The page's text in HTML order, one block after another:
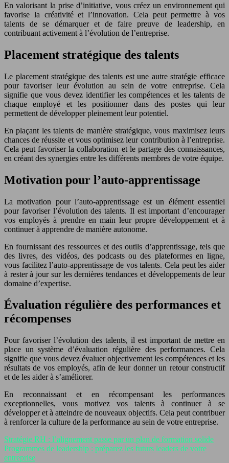
En valorisant la prise d’initiative, vous créez un environnement qui
favorise la créativité et l’innovation. Cela peut permettre à vos
talents de se démarquer et de faire preuve de leadership, en
contribuant activement à l’évolution de l’entreprise.
Placement stratégique des talents
Le placement stratégique des talents est une autre stratégie efficace
pour favoriser leur évolution au sein de votre entreprise. Cela
signifie que vous devez identifier les compétences et les talents de
chaque employé et les positionner dans des postes qui leur
permettent de développer pleinement leur potentiel.
En plaçant les talents de manière stratégique, vous maximisez leurs
chances de réussite et vous optimisez leur contribution à l’entreprise.
Cela peut favoriser la collaboration et le partage des connaissances,
en créant des synergies entre les différents membres de votre équipe.
Motivation pour l’auto-apprentissage
La motivation pour l’auto-apprentissage est un élément essentiel
pour favoriser l’évolution des talents. Il est important d’encourager
vos employés à prendre en main leur propre développement et à
continuer à apprendre de manière autonome.
En fournissant des ressources et des outils d’apprentissage, tels que
des livres, des vidéos, des podcasts ou des plateformes en ligne,
vous facilitez l’auto-apprentissage de vos talents. Cela peut les aider
à rester à jour sur les dernières tendances et développements de leur
domaine d’expertise.
Évaluation régulière des performances et
récompenses
Pour favoriser l’évolution des talents, il est important de mettre en
place un système d’évaluation régulière des performances. Cela
signifie que vous devez évaluer objectivement les compétences et les
résultats de vos employés, afin de leur donner un retour constructif
et de les aider à s’améliorer.
En reconnaissant et en récompensant les performances
exceptionnelles, vous motivez vos talents à continuer à se
développer et à atteindre de nouveaux objectifs. Cela peut contribuer
à renforcer la culture de la performance au sein de votre entreprise.
Stratégie RH : l’alignement passe par un plan de formation solide
Programmes de leadership : préparez les futurs leaders de votre
entreprise